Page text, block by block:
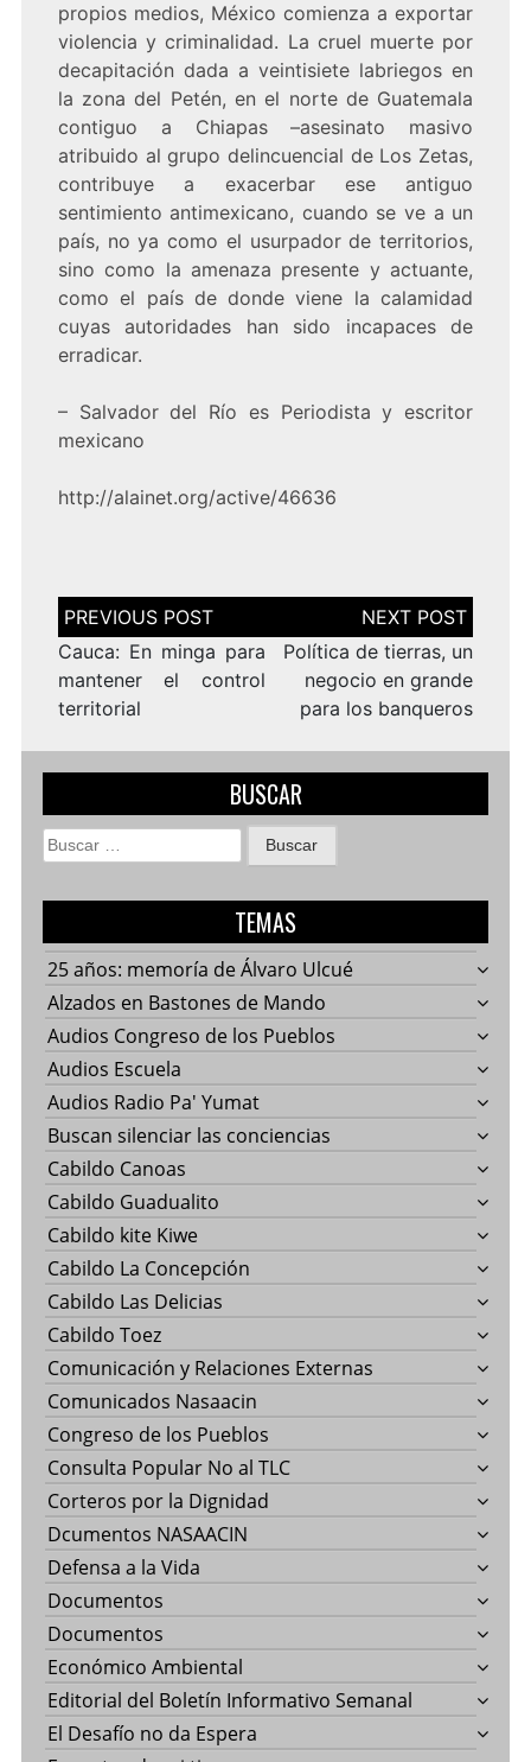
propios medios, México comienza a exportar
violencia y criminalidad. La cruel muerte por
decapitación dada a veintisiete labriegos en
la zona del Petén, en el norte de Guatemala
contiguo a Chiapas –asesinato masivo
atribuido al grupo delincuencial de Los Zetas,
contribuye a exacerbar ese antiguo
sentimiento antimexicano, cuando se ve a un
país, no ya como el usurpador de territorios,
sino como la amenaza presente y actuante,
como el país de donde viene la calamidad
cuyas autoridades han sido incapaces de
erradicar.
– Salvador del Río es Periodista y escritor
mexicano
http://alainet.org/active/46636
Navegación
de
entradas
Cauca: En minga para
mantener el control
territorial
Política de tierras, un
negocio en grande
para los banqueros
BUSCAR
Buscar:
TEMAS
25 años: memoría de Álvaro Ulcué
Alzados en Bastones de Mando
Audios Congreso de los Pueblos
Audios Escuela
Audios Radio Pa' Yumat
Buscan silenciar las conciencias
Cabildo Canoas
Cabildo Guadualito
Cabildo kite Kiwe
Cabildo La Concepción
Cabildo Las Delicias
Cabildo Toez
Comunicación y Relaciones Externas
Comunicados Nasaacin
Congreso de los Pueblos
Consulta Popular No al TLC
Corteros por la Dignidad
Dcumentos NASAACIN
Defensa a la Vida
Documentos
Documentos
Económico Ambiental
Editorial del Boletín Informativo Semanal
El Desafío no da Espera